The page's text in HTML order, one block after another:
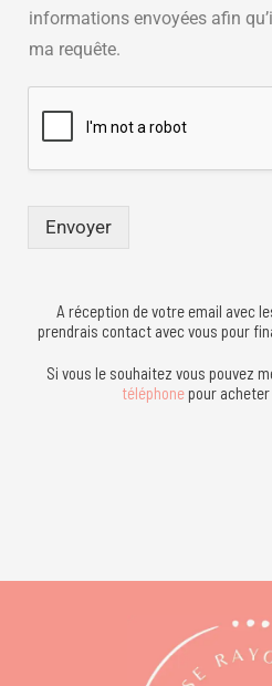
informations envoyées afin
ma requête.
Envoyer
A réception de votre email avec
prendrais contact avec vous pour
Si vous le souhaitez vous pouvez
téléphonepour acheter